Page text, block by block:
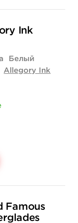
купить
Ink
Белый
Allegory Ink
1 158 руб.
Famous